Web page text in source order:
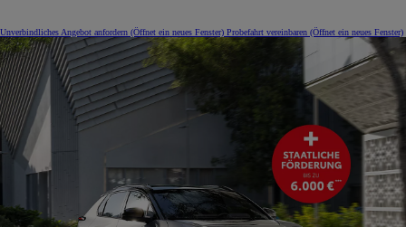
Unverbindliches Angebot anfordern (Öffnet ein neues Fenster) Probefahrt vereinbaren (Öffnet ein neues Fenster)